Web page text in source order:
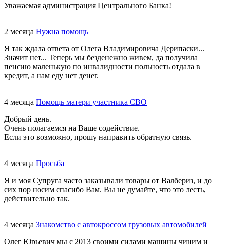
Уважаемая администрация Центрального Банка!
2 месяца Нужна помощь
Я так ждала ответа от Олега Владимировича Дерипаски...
Значит нет... Теперь мы безденежно живем, да получила
пенсию маленькую по инвалидности польность отдала в
кредит, а нам еду нет денег.
4 месяца Помощь матери участника СВО
Добрый день.
Очень полагаемся на Ваше содействие.
Если это возможно, прошу направить обратную связь.
4 месяца Просьба
Я и моя Супруга часто заказывали товары от Валбериз, и до
сих пор носим спасибо Вам. Вы не думайте, что это лесть,
действительно так.
4 месяца Знакомство с автокроссом грузовых автомобилей
Олег Юрьевич мы с 2013 своими силами машины чиним и